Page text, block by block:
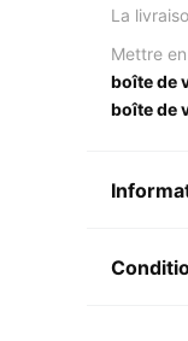
La
Mettre
boîte de
boîte de